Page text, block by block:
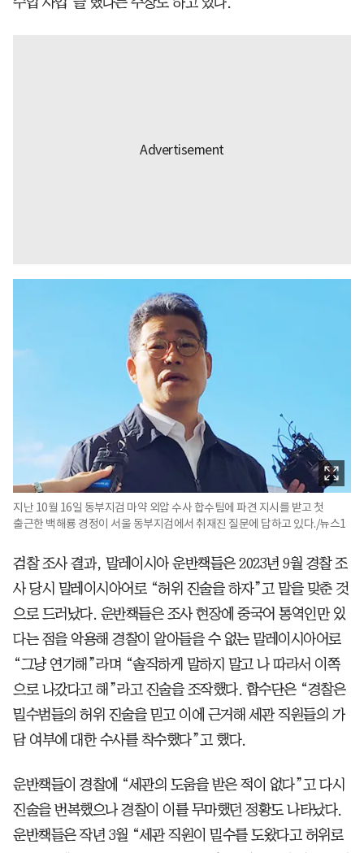
지난 10월 16일 동부지검 마약 외압 수사 합수팀에 파견 지시를 받고 첫
출근한 백해룡 경정이 서울 동부지검에서 취재진 질문에 답하고 있다./뉴스1
검찰 조사 결과, 말레이시아 운반책들은 2023년 9월 경찰 조
사 당시 말레이시아어로 “허위 진술을 하자”고 말을 맞춘 것
으로 드러났다. 운반책들은 조사 현장에 중국어 통역인만 있
다는 점을 악용해 경찰이 알아들을 수 없는 말레이시아어로
“그냥 연기해”라며 “솔직하게 말하지 말고 나 따라서 이쪽
으로 나갔다고 해”라고 진술을 조작했다. 합수단은 “경찰은
밀수범들의 허위 진술을 믿고 이에 근거해 세관 직원들의 가
담 여부에 대한 수사를 착수했다”고 했다.
운반책들이 경찰에 “세관의 도움을 받은 적이 없다”고 다시
진술을 번복했으나 경찰이 이를 무마했던 정황도 나타났다.
운반책들은 작년 3월 “세관 직원이 밀수를 도왔다고 허위로